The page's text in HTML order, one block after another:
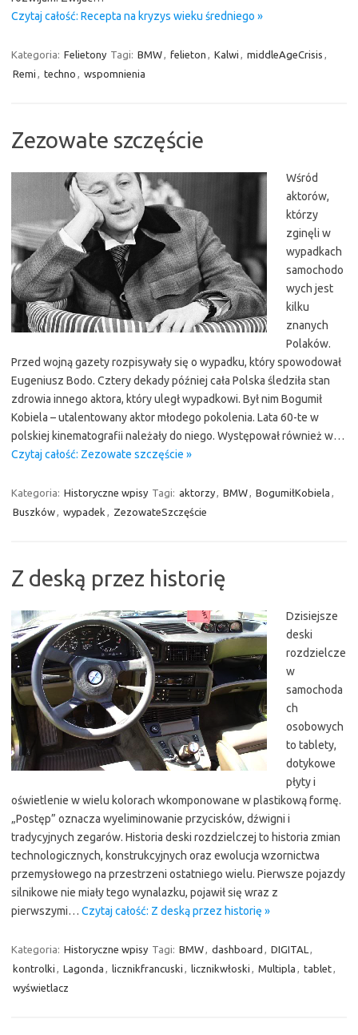
Czytaj całość: Recepta na kryzys wieku średniego »
Kategoria: Felietony Tagi: BMW, felieton , Kalwi , middleAgeCrisis ,
Remi , techno , wspomnienia
Zezowate szczęście
Wśród
aktorów,
którzy
zginęli w
wypadkach
samochodo
wych jest
kilku
znanych
Polaków.
Przed wojną gazety rozpisywały się o wypadku, który spowodował
Eugeniusz Bodo. Cztery dekady później cała Polska śledziła stan
zdrowia innego aktora, który uległ wypadkowi. Był nim Bogumił
Kobiela – utalentowany aktor młodego pokolenia. Lata 60-te w
polskiej kinematografii należały do niego. Występował również w…
Czytaj całość: Zezowate szczęście »
Kategoria: Historyczne wpisy Tagi: aktorzy, BMW, BogumiłKobiela ,
Buszków, wypadek , ZezowateSzczęście
Z deską przez historię
Dzisiejsze
deski
rozdzielcze
w
samochoda
ch
osobowych
to tablety,
dotykowe
płyty i
oświetlenie w wielu kolorach wkomponowane w plastikową formę.
„Postęp” oznacza wyeliminowanie przycisków, dźwigni i
tradycyjnych zegarów. Historia deski rozdzielczej to historia zmian
technologicznych, konstrukcyjnych oraz ewolucja wzornictwa
przemysłowego na przestrzeni ostatniego wielu. Pierwsze pojazdy
silnikowe nie miały tego wynalazku, pojawił się wraz z
pierwszymi… Czytaj całość: Z deską przez historię »
Kategoria: Historyczne wpisy Tagi: BMW, dashboard , DIGITAL ,
kontrolki , Lagonda , licznikfrancuski , licznikwłoski , Multipla , tablet,
wyświetlacz